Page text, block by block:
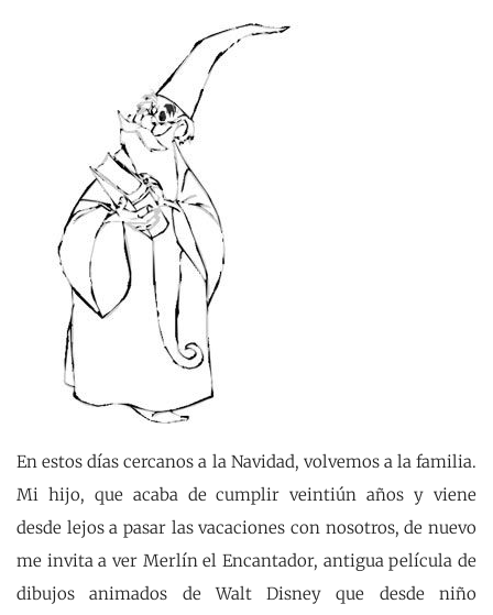
En estos días cercanos a la Navidad, volvemos a la familia.
Mi hijo, que acaba de cumplir veintiún años y viene
desde lejos a pasar las vacaciones con nosotros, de nuevo
me invita a ver Merlín el Encantador, antigua película de
dibujos animados de Walt Disney que desde niño